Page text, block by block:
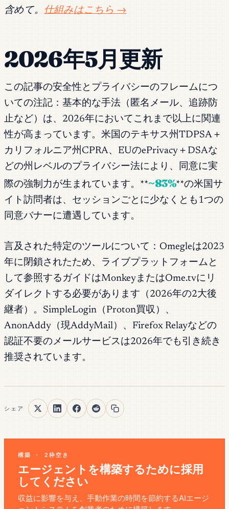
含めて。
仕組みはこちら →
2026年5月更新
この記事の安全性とプライバシーのフレームにつ
いての注記：基本的な手法（匿名メール、追跡防
止など）は、2026年においてこれまで以上に関連
性が高まっています。米国のテキサス州TDPSA＋
カリフォルニア州CPRA、EUのePrivacy＋DSAな
どの州レベルのプライバシー法により、同意に実
際の強制力が生まれています。**~83%**の米国サ
イト訪問者は、セッションごとに少なくとも1つの
同意バナーに遭遇しています。
言及された特定のツールについて：Omegleは2023
年に閉鎖されたため、ライブプラットフォームと
して参照するガイドはMonkeyまたはOme.tvにリ
ダイレクトする必要があります（2026年の2大後
継者）。SimpleLogin（Proton買収）、
AnonAddy（現AddyMail）、Firefox Relayなどの
認証不要のメールサービスは2026年でも引き続き
推奨されています。
シェア
構築 · 2枠空き
エージェントを構築するために採用
してください
収益に影響を与え、手動作業の時間を節約するAIエージ